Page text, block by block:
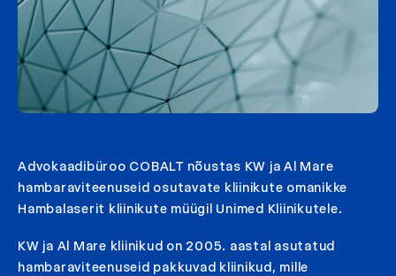
Advokaadibüroo COBALT nõustas KW ja Al Mare
hambaraviteenuseid osutavate kliinikute omanikke
Hambalaserit kliinikute müügil Unimed Kliinikutele.
KW ja Al Mare kliinikud on 2005. aastal asutatud
hambaraviteenuseid pakkuvad kliinikud, mille